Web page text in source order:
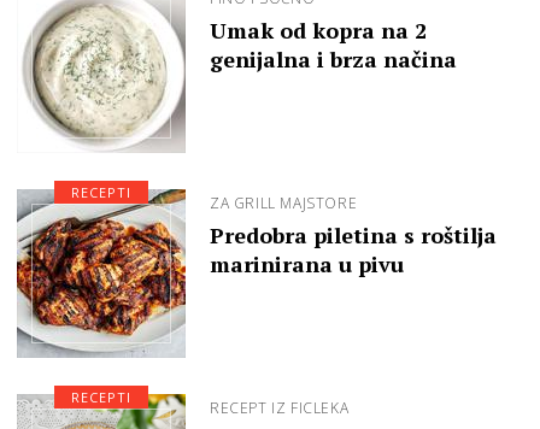
Umak od kopra na 2
genijalna i brza načina
ZA GRILL MAJSTORE
Predobra piletina s roštilja
marinirana u pivu
RECEPTI
RECEPT IZ FICLEKA
RECEPTI